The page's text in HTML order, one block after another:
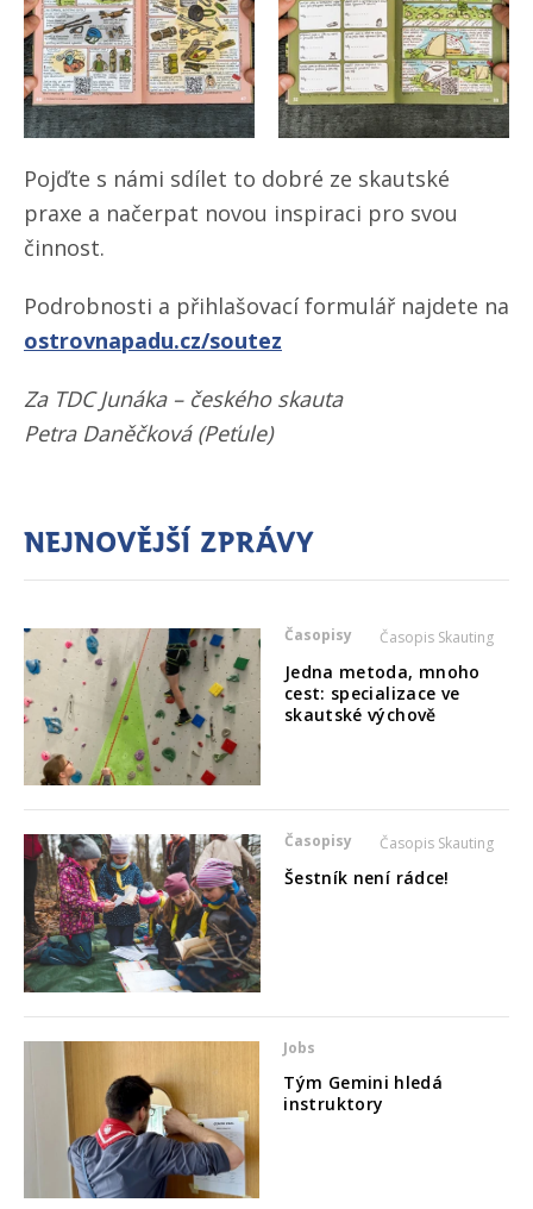
Pojďte s námi sdílet to dobré ze skautské
praxe a načerpat novou inspiraci pro svou
činnost.
Podrobnosti a přihlašovací formulář najdete na
ostrovnapadu.cz/​soutez
Za TDC Junáka – českého skauta
Petra Daněčková (Peťule)
Nejnovější zprávy
Časopisy Časopis Skauting
Jedna metoda, mnoho
cest: specializace ve
skautské výchově
Časopisy Časopis Skauting
Šestník není rádce!
Jobs
Tým Gemini hledá
instruktory